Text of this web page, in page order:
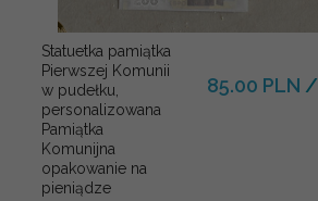
Statuetka pamiątka
Pierwszej Komunii
w pudełku,
personalizowana
Pamiątka
Komunijna
opakowanie na
pieniądze
85.00 PLN /